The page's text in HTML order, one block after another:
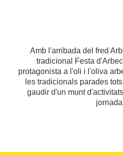
Amb l'arribada del fred
tradicional Festa
protagonista a l'oli i l'oliva
les tradicionals parades
gaudir d'un munt